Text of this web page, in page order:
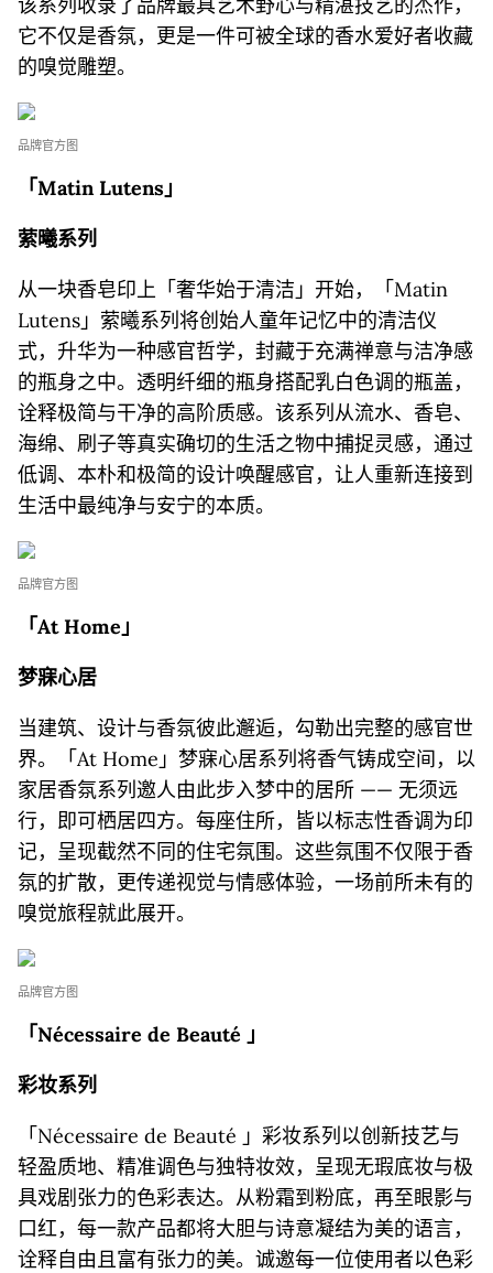
它不仅是香氛，更是一件可被全球的香水爱好者收藏
的嗅觉雕塑。
品牌官方图
「Matin Lutens」
萦曦系列
从一块香皂印上「奢华始于清洁」开始，「Matin
Lutens」萦曦系列将创始人童年记忆中的清洁仪
式，升华为一种感官哲学，封藏于充满禅意与洁净感
的瓶身之中。透明纤细的瓶身搭配乳白色调的瓶盖，
诠释极简与干净的高阶质感。该系列从流水、香皂、
海绵、刷子等真实确切的生活之物中捕捉灵感，通过
低调、本朴和极简的设计唤醒感官，让人重新连接到
生活中最纯净与安宁的本质。
品牌官方图
「At Home」
梦寐心居
当建筑、设计与香氛彼此邂逅，勾勒出完整的感官世
界。「At Home」梦寐心居系列将香气铸成空间，以
家居香氛系列邀人由此步入梦中的居所 —— 无须远
行，即可栖居四方。每座住所，皆以标志性香调为印
记，呈现截然不同的住宅氛围。这些氛围不仅限于香
氛的扩散，更传递视觉与情感体验，一场前所未有的
嗅觉旅程就此展开。
品牌官方图
「Nécessaire de Beauté 」
彩妆系列
「Nécessaire de Beauté 」彩妆系列以创新技艺与
轻盈质地、精准调色与独特妆效，呈现无瑕底妆与极
具戏剧张力的色彩表达。从粉霜到粉底，再至眼影与
口红，每一款产品都将大胆与诗意凝结为美的语言，
诠释自由且富有张力的美。诚邀每一位使用者以色彩